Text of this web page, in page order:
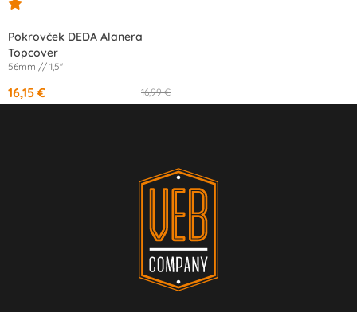
Pokrovček DEDA Alanera
Topcover
56mm // 1,5''
16,99 €
16,15 €